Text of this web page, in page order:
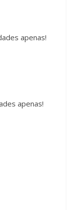
apenas!
apenas!